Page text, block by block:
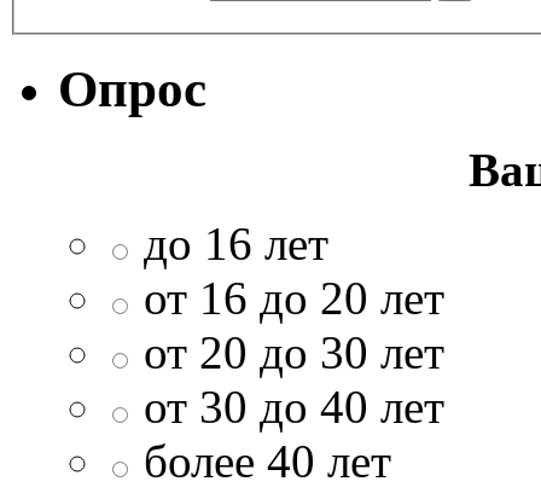
Опрос
до 16 лет
от 16 до 20 лет
от 20 до 30 лет
от 30 до 40 лет
более 40 лет